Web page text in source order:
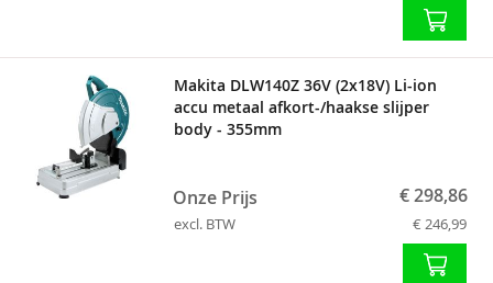
Makita DLW140Z 36V (2x18V) Li-ion
accu metaal afkort-/haakse slijper
body - 355mm
Onze Prijs € 298,86
excl. BTW € 246,99